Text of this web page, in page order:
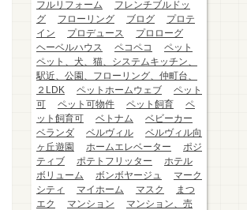
フルリフォーム
フレンチブルドッ
グ
フローリング ブログ
プロテ
イン
プロデュース
プロローグ
ヘーベルハウス
ペコペコ
ペット
ペット、犬、猫、システムキッチン、
駅近、公園、フローリング、仲町台、
２LDK
ペットホームウェブ
ペット
可
ペット可物件 ペット飼育
ペ
ット飼育可
ベトナム
ベビーカー
ベランダ
ベルヴィル
ベルヴィル向
ヶ丘遊園
ホームエレベーター
ポジ
ティブ
ポテトフリッター
ホテル
ボリューム
ボンボヤージュ
マーク
シティ
マイホーム マスク
まつ
エク
マンション
マンション、売